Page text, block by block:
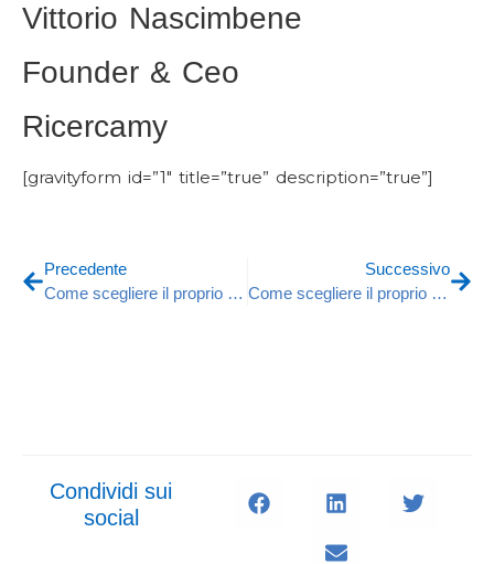
Vittorio Nascimbene
Founder & Ceo
Ricercamy
[gravityform id=”1″ title=”true” description=”true”]
Precedente
Come scegliere il proprio Head Hunter per il Settore ICT e IoT
Successivo
Come scegliere il proprio head hunter nella ricerca e selezione per gli STUDI PROFESSIONALI
Condividi sui
social